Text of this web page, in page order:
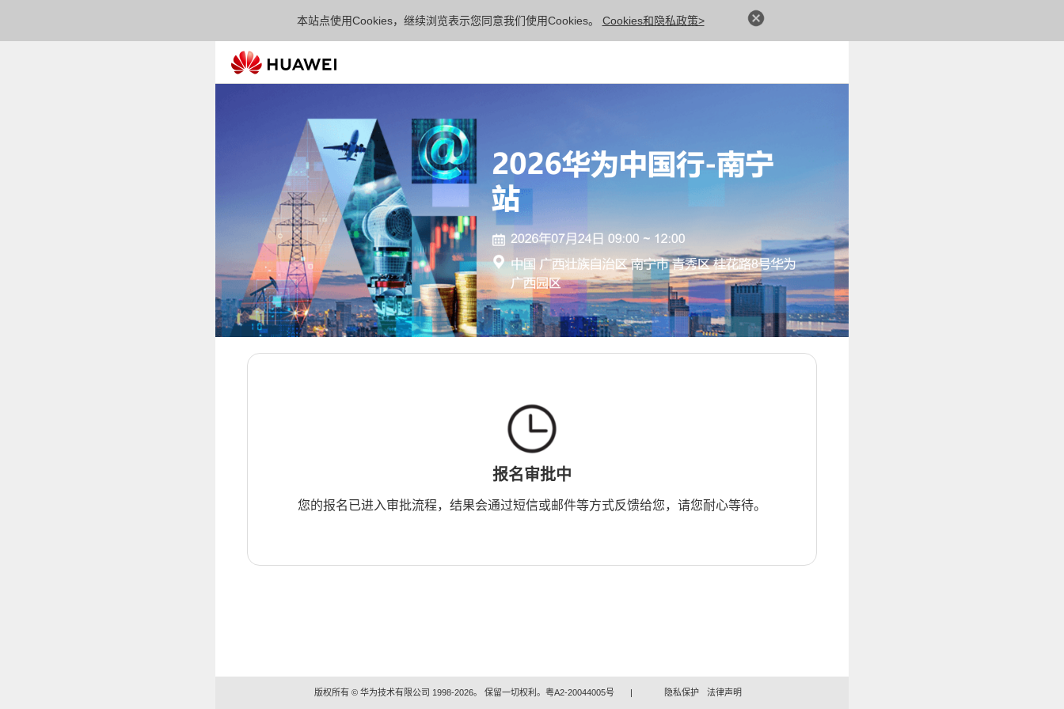
本站点使用Cookies，继续浏览表示您同意我们使用Cookies。 Cookies和隐私政策>
报名审批中
您的报名已进入审批流程，结果会通过短信或邮件等方式反馈给您，请您耐心等待。
版权所有 © 华为技术有限公司 1998-2026。 保留一切权利。粤A2-20044005号 | 隐私保护 法律声明